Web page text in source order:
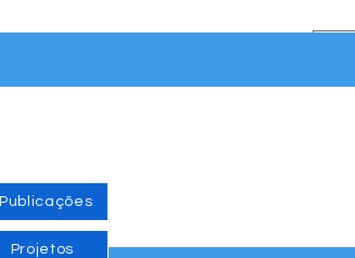
Publicações
Projetos